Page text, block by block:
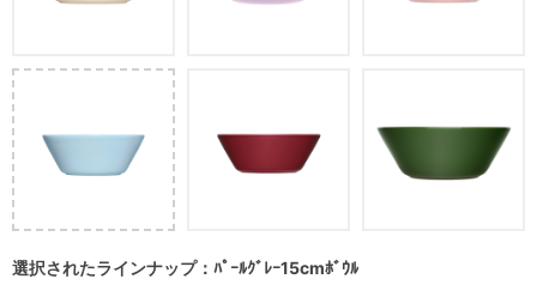
選択されたラインナップ：ﾊﾟｰﾙｸﾞﾚｰ15cmﾎﾞｳﾙ